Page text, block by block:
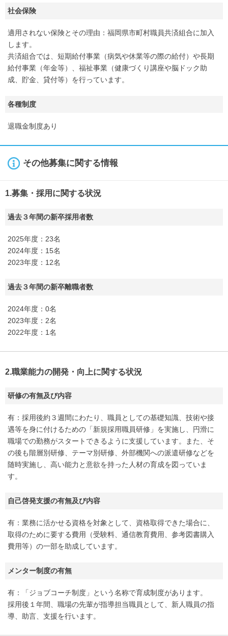
社会保険
適用されない保険とその理由：福岡県市町村職員共済組合に加入
します。
共済組合では、短期給付事業（病気や休業等の際の給付）や長期
給付事業（年金等）、福祉事業（健康づくり講座や脳ドック助
成、貯金、貸付等）を行っています。
各種制度
退職金制度あり
その他募集に関する情報
1.募集・採用に関する状況
過去３年間の新卒採用者数
2025年度：23名
2024年度：15名
2023年度：12名
過去３年間の新卒離職者数
2024年度：0名
2023年度：2名
2022年度：1名
2.職業能力の開発・向上に関する状況
研修の有無及び内容
有：採用後約３週間にわたり、職員としての基礎知識、技術や接
遇等を身に付けるための「新規採用職員研修」を実施し、円滑に
職場での勤務がスタートできるように支援しています。また、そ
の後も階層別研修、テーマ別研修、外部機関への派遣研修などを
随時実施し、高い能力と意欲を持った人材の育成を図っていま
す。
自己啓発支援の有無及び内容
有：業務に活かせる資格を対象として、資格取得できた場合に、
取得のために要する費用（受験料、通信教育費用、参考図書購入
費用等）の一部を助成しています。
メンター制度の有無
有：「ジョブコーチ制度」という名称で育成制度があります。
採用後１年間、職場の先輩が指導担当職員として、新人職員の指
導、助言、支援を行います。